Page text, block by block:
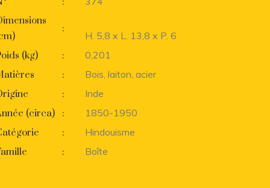
:
H. 5,8 x L. 13,8 x P. 6
(kg)
:
0,201
:
Bois, laiton, acier
:
Inde
(circa)
:
1850-1950
:
Hindouisme
: Boîte